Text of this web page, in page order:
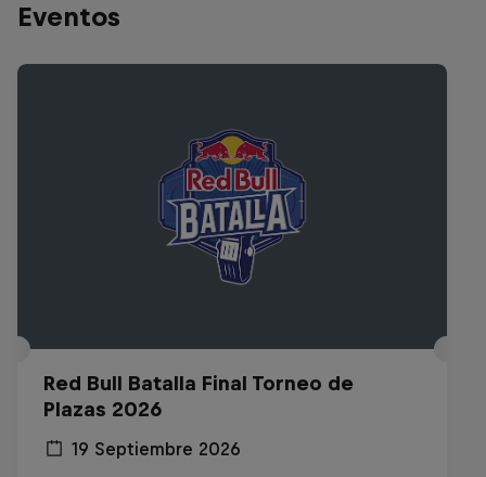
Eventos
Red Bull Batalla Final Torneo de
Plazas 2026
19 Septiembre 2026